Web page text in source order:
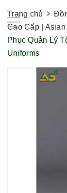
Trang chủ
Cao Cấp |
Phục Quản Lý
Uniforms